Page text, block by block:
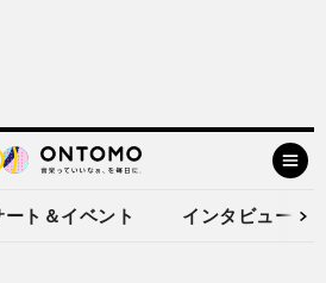
ート＆イベント インタビュー